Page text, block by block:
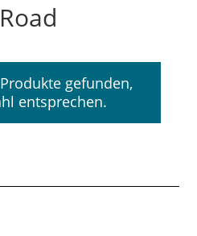
gefunden,
entsprechen.